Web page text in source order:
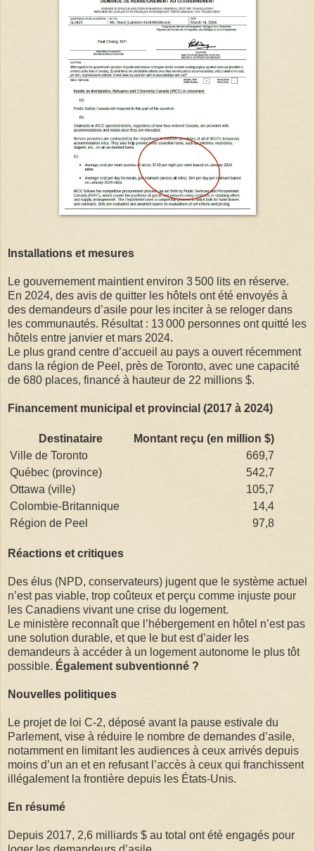
Installations et mesures
Le gouvernement maintient environ 3 500 lits en réserve.
En 2024, des avis de quitter les hôtels ont été envoyés à
des demandeurs d’asile pour les inciter à se reloger dans
les communautés. Résultat : 13 000 personnes ont quitté les
hôtels entre janvier et mars 2024.
Le plus grand centre d’accueil au pays a ouvert récemment
dans la région de Peel, près de Toronto, avec une capacité
de 680 places, financé à hauteur de 22 millions $.
Financement municipal et provincial (2017 à 2024)
Destinataire
Montant reçu (en million $)
Ville de Toronto
669,7
Québec (province)
542,7
Ottawa (ville)
105,7
Colombie-Britannique
14,4
Région de Peel
97,8
Réactions et critiques
Des élus (NPD, conservateurs) jugent que le système actuel
n’est pas viable, trop coûteux et perçu comme injuste pour
les Canadiens vivant une crise du logement.
Le ministère reconnaît que l’hébergement en hôtel n’est pas
une solution durable, et que le but est d’aider les
demandeurs à accéder à un logement autonome le plus tôt
possible. Également subventionné ?
Nouvelles politiques
Le projet de loi C-2, déposé avant la pause estivale du
Parlement, vise à réduire le nombre de demandes d’asile,
notamment en limitant les audiences à ceux arrivés depuis
moins d’un an et en refusant l’accès à ceux qui franchissent
illégalement la frontière depuis les États-Unis.
En résumé
Depuis 2017, 2,6 milliards $ au total ont été engagés pour